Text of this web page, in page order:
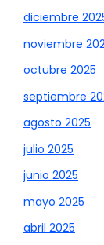
diciembre
noviembre
octubre 2025
septiembre
agosto 2025
julio 2025
junio 2025
mayo 2025
abril 2025